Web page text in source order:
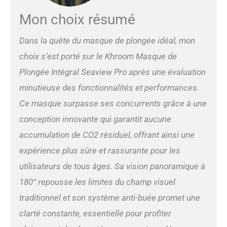
l'eau. Cette perspective
sous-marine étendue peut
votre expérience de
plongée. Grâce à notre
amovible, vous pouvez
facilement fixer votre
votre aventure et la
partager avec vos amis et
votre famille. 【Deux tailles
peuvent être choisies】
Notre masque plongee
integral adulte
professionnel est disponible
en différentes couleurs et
tailles. CONSEIL POUR LA
MESURE DE LA TAILLE :
mesurez la longueur de
Mon choix résumé
Dans la quête du masque de plongée idéal, mon
choix s’est porté sur le Khroom Masque de
Plongée Intégral Seaview Pro après une évaluation
minutieuse des fonctionnalités et performances.
Ce masque surpasse ses concurrents grâce à une
conception innovante qui garantit aucune
accumulation de CO2 résiduel, offrant ainsi une
expérience plus sûre et rassurante pour les
utilisateurs de tous âges. Sa vision panoramique à
180° repousse les limites du champ visuel
traditionnel et son système anti-buée promet une
clarté constante, essentielle pour profiter